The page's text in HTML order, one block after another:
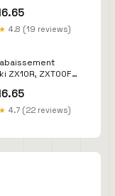
Moto_Husqvarna
4.8 (19 reviews)
ZX10R, ZXT00F
BMW_R R
4.7 (22 reviews)